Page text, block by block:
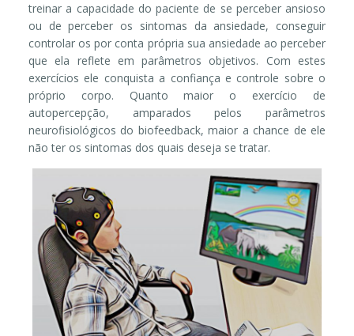
treinar a capacidade do paciente de se perceber ansioso
ou de perceber os sintomas da ansiedade, conseguir
controlar os por conta própria sua ansiedade ao perceber
que ela reflete em parâmetros objetivos. Com estes
exercícios ele conquista a confiança e controle sobre o
próprio corpo. Quanto maior o exercício de
autopercepção, amparados pelos parâmetros
neurofisiológicos do biofeedback, maior a chance de ele
não ter os sintomas dos quais deseja se tratar.